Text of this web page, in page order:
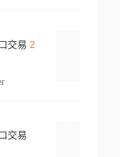
交易 2
交易